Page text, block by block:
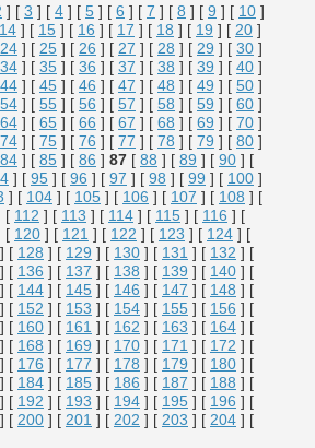
] [ 3 ] [ 4 ] [ 5 ] [ 6 ] [ 7 ] [ 8 ] [ 9 ] [ 10 ]
14 ] [ 15 ] [ 16 ] [ 17 ] [ 18 ] [ 19 ] [ 20 ]
24 ] [ 25 ] [ 26 ] [ 27 ] [ 28 ] [ 29 ] [ 30 ]
34 ] [ 35 ] [ 36 ] [ 37 ] [ 38 ] [ 39 ] [ 40 ]
44 ] [ 45 ] [ 46 ] [ 47 ] [ 48 ] [ 49 ] [ 50 ]
54 ] [ 55 ] [ 56 ] [ 57 ] [ 58 ] [ 59 ] [ 60 ]
64 ] [ 65 ] [ 66 ] [ 67 ] [ 68 ] [ 69 ] [ 70 ]
74 ] [ 75 ] [ 76 ] [ 77 ] [ 78 ] [ 79 ] [ 80 ]
84 ] [ 85 ] [ 86 ] 87 [ 88 ] [ 89 ] [ 90 ] [
] [ 95 ] [ 96 ] [ 97 ] [ 98 ] [ 99 ] [ 100 ]
] [ 104 ] [ 105 ] [ 106 ] [ 107 ] [ 108 ] [
[ 112 ] [ 113 ] [ 114 ] [ 115 ] [ 116 ] [
[ 120 ] [ 121 ] [ 122 ] [ 123 ] [ 124 ] [
] [ 128 ] [ 129 ] [ 130 ] [ 131 ] [ 132 ] [
] [ 136 ] [ 137 ] [ 138 ] [ 139 ] [ 140 ] [
] [ 144 ] [ 145 ] [ 146 ] [ 147 ] [ 148 ] [
] [ 152 ] [ 153 ] [ 154 ] [ 155 ] [ 156 ] [
] [ 160 ] [ 161 ] [ 162 ] [ 163 ] [ 164 ] [
] [ 168 ] [ 169 ] [ 170 ] [ 171 ] [ 172 ] [
] [ 176 ] [ 177 ] [ 178 ] [ 179 ] [ 180 ] [
] [ 184 ] [ 185 ] [ 186 ] [ 187 ] [ 188 ] [
] [ 192 ] [ 193 ] [ 194 ] [ 195 ] [ 196 ] [
] [ 200 ] [ 201 ] [ 202 ] [ 203 ] [ 204 ] [